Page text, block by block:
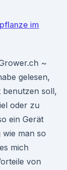
im
~
gelesen,
benutzen soll,
oder zu
ein Gerät
wie man so
mich
von